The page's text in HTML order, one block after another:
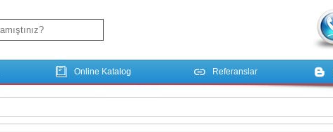
Online Katalog Referanslar